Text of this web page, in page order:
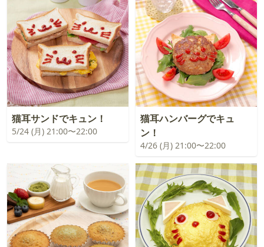
猫耳サンドでキュン！
5/24 (月) 21:00〜22:00
猫耳ハンバーグでキュ
ン！
4/26 (月) 21:00〜22:00